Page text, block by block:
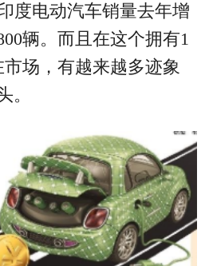
度电动汽车销量去年增
辆。而且在这个拥有1
场，有越来越多迹象
。